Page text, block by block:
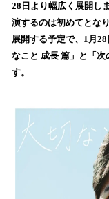
込
み
中
で
28日より幅広く展開し
演するのは初めてとな
展開する予定で、1月
なこと 成長 篇」と「
す。